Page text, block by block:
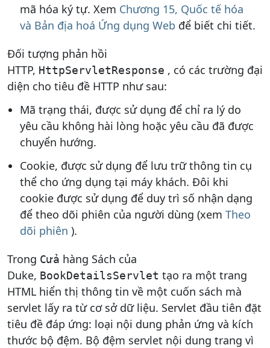
mã hóa ký tự. Xem Chương 15, Quốc tế hóa
và Bản địa hoá Ứng dụng Web để biết chi tiết.
Đối tượng phản hồi
HTTP, HttpServletResponse , có các trường đại
diện cho tiêu đề HTTP như sau:
Mã trạng thái, được sử dụng để chỉ ra lý do
yêu cầu không hài lòng hoặc yêu cầu đã được
chuyển hướng.
Cookie, được sử dụng để lưu trữ thông tin cụ
thể cho ứng dụng tại máy khách. Đôi khi
cookie được sử dụng để duy trì số nhận dạng
để theo dõi phiên của người dùng (xemTheo
dõi phiên ).
Trong Cửa hàng Sách của
Duke, BookDetailsServlet tạo ra một trang
HTML hiển thị thông tin về một cuốn sách mà
servlet lấy ra từ cơ sở dữ liệu. Servlet đầu tiên đặt
tiêu đề đáp ứng: loại nội dung phản ứng và kích
thước bộ đệm. Bộ đệm servlet nội dung trang vì